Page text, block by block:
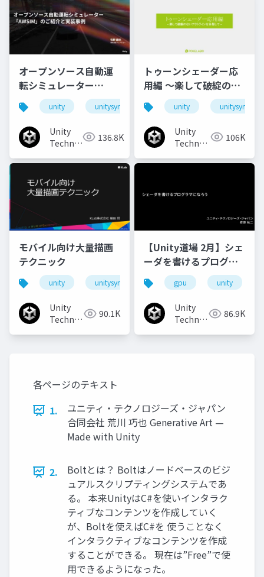
オープンソース自動運
転シミュレーター
「AWSIM」のご紹介と
実装事例
unity unitysync
Unity
Technologies136.8K
トゥーンシェーダー応
用編 ～楽して破綻のな
いアウトラインを目指
して～
unity unitysync
Unity
Technologies106K
モバイル向け大量描画
テクニック
unity unitysync
Unity
Technologies90.1K
【Unity道場 2月】シェ
ーダを書けるプログラ
マになろう
gpu unity
Unity
Technologies86.9K
各ページのテキスト
1.
ユニティ・テクノロジーズ・ジャパン
合同会社 荒川 巧也 Generative Art —
Made with Unity
2.
Boltとは？ Boltはノードベースのビジ
ュアルスクリプティングシステムであ
る。 本来UnityはC#を使いインタラク
ティブなコンテンツを作成していく
が、Boltを使えばC#を 使うことなく
インタラクティブなコンテンツを作成
することができる。 現在は”Free”で使
用できるようになった。